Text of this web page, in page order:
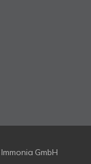
Immonia GmbH